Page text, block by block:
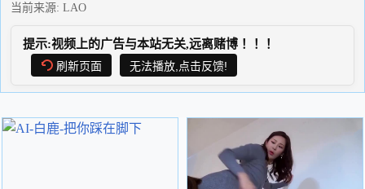
当前来源: LAO
提示:视频上的广告与本站无关,远离赌博！！！
刷新页面
无法播放,点击反馈!